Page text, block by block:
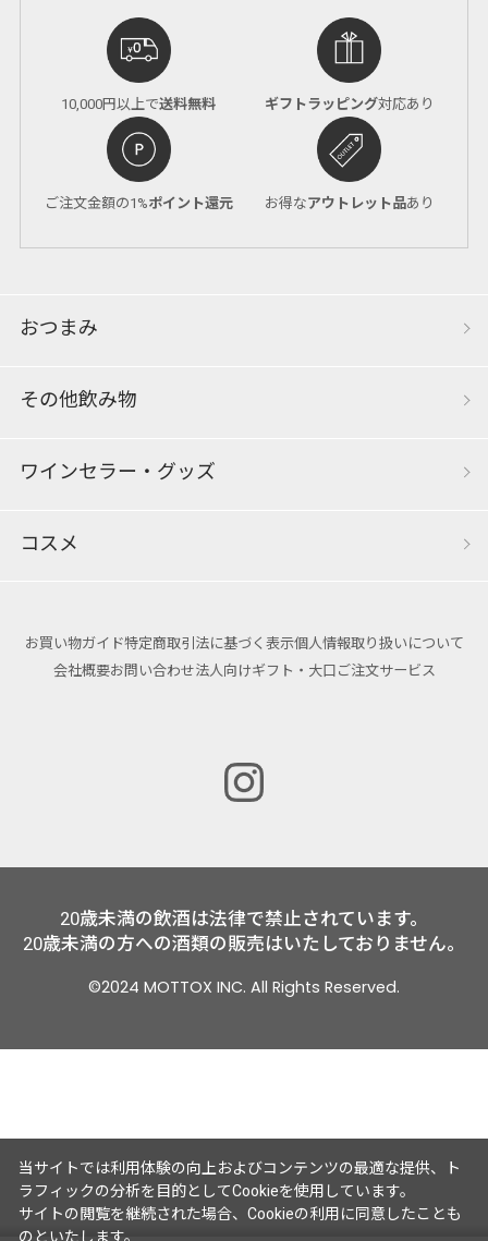
10,000円以上で送料無料 ギフトラッピング対応あり
ご注文金額の1%ポイント還元 お得なアウトレット品あり
おつまみ
その他飲み物
ワインセラー・グッズ
コスメ
お買い物ガイド特定商取引法に基づく表示個人情報取り扱いについて
会社概要お問い合わせ法人向けギフト・大口ご注文サービス
20歳未満の飲酒は法律で禁止されています。
20歳未満の方への酒類の販売はいたしておりません。
©2024 MOTTOX INC. All Rights Reserved.
当サイトでは利用体験の向上およびコンテンツの最適な提供、ト
ラフィックの分析を目的としてCookieを使用しています。
サイトの閲覧を継続された場合、Cookieの利用に同意したことも